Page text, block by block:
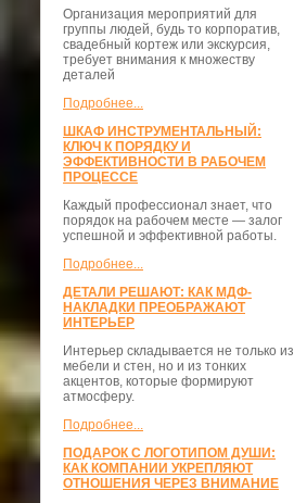
Организация мероприятий для
группы людей, будь то корпоратив,
свадебный кортеж или экскурсия,
требует внимания к множеству
деталей
Подробнее...
ШКАФ ИНСТРУМЕНТАЛЬНЫЙ:
КЛЮЧ К ПОРЯДКУ И
ЭФФЕКТИВНОСТИ В РАБОЧЕМ
ПРОЦЕССЕ
Каждый профессионал знает, что
порядок на рабочем месте — залог
успешной и эффективной работы.
Подробнее...
ДЕТАЛИ РЕШАЮТ: КАК МДФ-
НАКЛАДКИ ПРЕОБРАЖАЮТ
ИНТЕРЬЕР
Интерьер складывается не только из
мебели и стен, но и из тонких
акцентов, которые формируют
атмосферу.
Подробнее...
ПОДАРОК С ЛОГОТИПОМ ДУШИ:
КАК КОМПАНИИ УКРЕПЛЯЮТ
ОТНОШЕНИЯ ЧЕРЕЗ ВНИМАНИЕ